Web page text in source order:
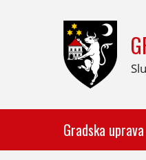
Gradska uprava